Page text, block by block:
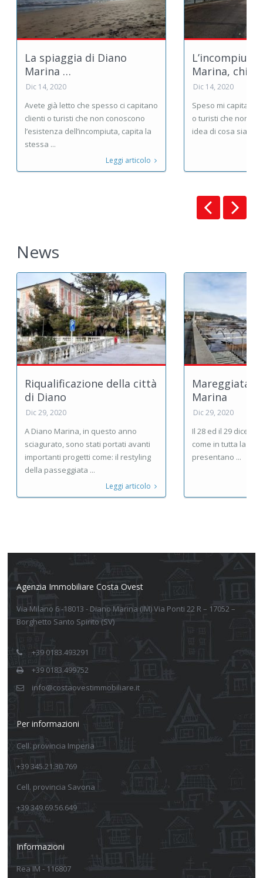
La spiaggia di Diano
Marina …
Dic 14, 2020
Avete già letto che spesso ci capitano
clienti o turisti che non conoscono
l’esistenza dell’incompiuta, capita la
stessa ...
Leggi articolo
L’incompiuta
Marina, chi
Dic 14, 2020
Speso mi capita di
o turisti che non
idea di cosa sia ...
News
Riqualificazione della città
di Diano
Dic 29, 2020
A Diano Marina, in questo anno
sciagurato, sono stati portati avanti
importanti progetti come: il restyling
della passeggiata ...
Leggi articolo
Mareggiata a
Marina
Dic 29, 2020
Il 28 ed il 29
come in tutta la
presentano ...
Agenzia Immobiliare Costa Ovest
Via Milano 6 -18013 - Diano Marina (IM) Via Ponti 22 R – 17052 –
Borghetto Santo Spirito (SV)
+39 0183.493291
+39 0183.499752
info@costaovestimmobiliare.it
Per informazioni
Cell. provincia Imperia
+39 345.21.30.769
Cell. provincia Savona
+39 349.69.56.649
Informazioni
Rea IM - 116807